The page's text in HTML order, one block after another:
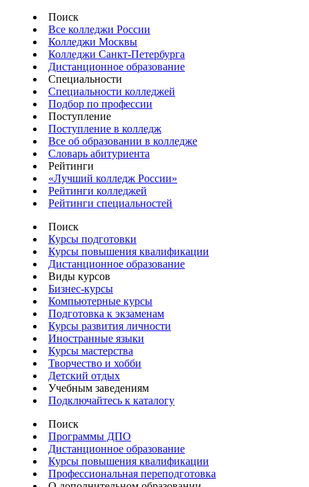
Поиск
Все колледжи России
Колледжи Москвы
Колледжи Санкт-Петербурга
Дистанционное образование
Специальности
Специальности колледжей
Подбор по профессии
Поступление
Поступление в колледж
Все об образовании в колледже
Словарь абитуриента
Рейтинги
«Лучший колледж России»
Рейтинги колледжей
Рейтинги специальностей
Поиск
Курсы подготовки
Курсы повышения квалификации
Дистанционное образование
Виды курсов
Бизнес-курсы
Компьютерные курсы
Подготовка к экзаменам
Курсы развития личности
Иностранные языки
Курсы мастерства
Творчество и хобби
Детский отдых
Учебным заведениям
Подключайтесь к каталогу
Поиск
Программы ДПО
Дистанционное образование
Курсы повышения квалификации
Профессиональная переподготовка